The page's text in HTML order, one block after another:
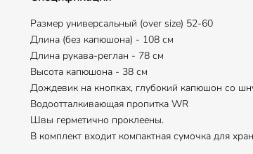
Размер универсальный (over size) 52-60
Длина (без капюшона) - 108 см
Длина рукава-реглан - 78 см
Высота капюшона - 38 см
Дождевик на кнопках, глубокий капюшон со
Водоотталкивающая пропитка WR
Швы герметично проклеены.
В комплект входит компактная сумочка для